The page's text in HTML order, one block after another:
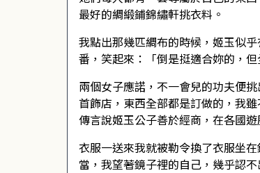
最好的綢緞鋪錦繡軒挑衣料。
我點出那幾匹綢布的時候，姬玉似
番，笑起來：「倒是挺適合妳的，
兩個女子應諾，不一會兒的功夫便
首飾店，東西全部都是訂做的，我
傳言說姬玉公子善於經商，在各國
衣服一送來我就被勒令換了衣服坐
當，我望著鏡子裡的自己，幾乎認不